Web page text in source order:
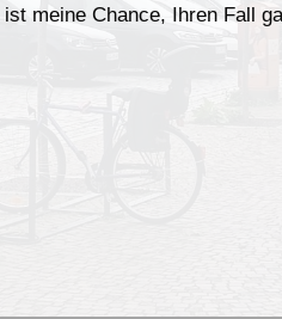
meine Chance, Ihren Fall